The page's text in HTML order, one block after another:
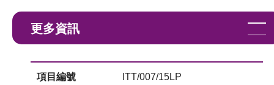
更多資訊
項目編號 ITT/007/15LP